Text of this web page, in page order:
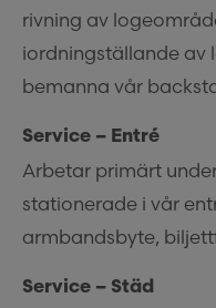
rivning av
iordningställande av
bemanna vår
Service – Entré
Arbetar primärt
stationerade i vår
armbandsbyte,
Service – Städ